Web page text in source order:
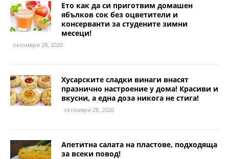
Ето как да си приготвим домашен
ябълков сок без оцветители и
консерванти за студените зимни
месеци!
октомври 28, 2020
Хусарските сладки винаги внасят
празнично настроение у дома! Красиви и
вкусни, а една доза никога не стига!
октомври 28, 2020
Апетитна салата на пластове, подходяща
за всеки повод!